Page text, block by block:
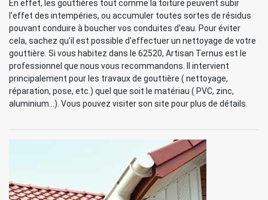
En effet, les gouttières tout comme la toiture peuvent subir
l'effet des intempéries, ou accumuler toutes sortes de résidus
pouvant conduire à boucher vos conduites d'eau. Pour éviter
cela, sachez qu'il est possible d'effectuer un nettoyage de votre
gouttière. Si vous habitez dans le 62520, Artisan Ternus est le
professionnel que nous vous recommandons. Il intervient
principalement pour les travaux de gouttière ( nettoyage,
réparation, pose, etc.) quel que soit le matériau ( PVC, zinc,
aluminium...). Vous pouvez visiter son site pour plus de détails.